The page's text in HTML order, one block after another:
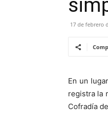
17 de febrero
En un
registra la
Cofradía